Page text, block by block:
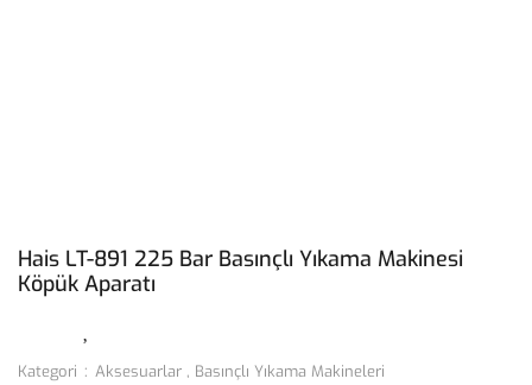
Hais LT-891 225 Bar Basınçlı Yıkama Makinesi
Köpük Aparatı
Kategori Aksesuarlar , Basınçlı Yıkama Makineleri